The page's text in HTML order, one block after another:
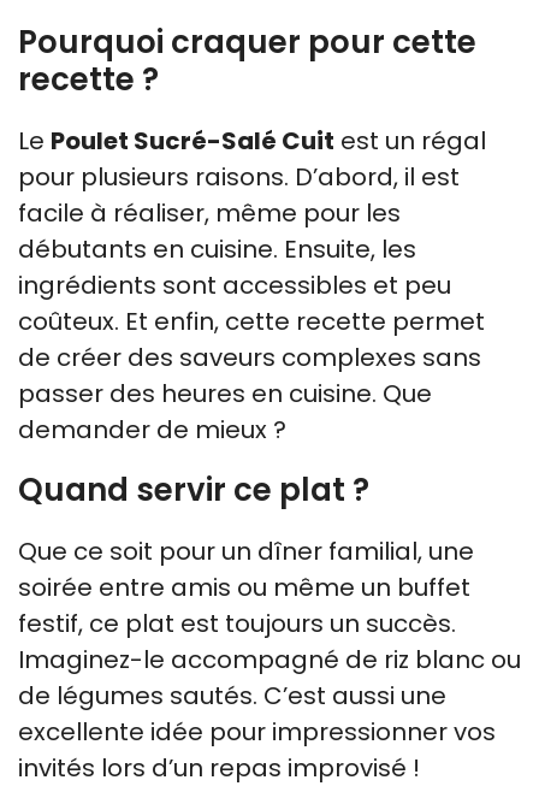
Pourquoi craquer pour cette
recette ?
Le Poulet Sucré-Salé Cuit est un régal
pour plusieurs raisons. D’abord, il est
facile à réaliser, même pour les
débutants en cuisine. Ensuite, les
ingrédients sont accessibles et peu
coûteux. Et enfin, cette recette permet
de créer des saveurs complexes sans
passer des heures en cuisine. Que
demander de mieux ?
Quand servir ce plat ?
Que ce soit pour un dîner familial, une
soirée entre amis ou même un buffet
festif, ce plat est toujours un succès.
Imaginez-le accompagné de riz blanc ou
de légumes sautés. C’est aussi une
excellente idée pour impressionner vos
invités lors d’un repas improvisé !